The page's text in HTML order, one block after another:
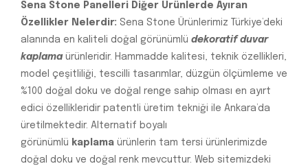
Sena Stone Panelleri Diğer Ürünlerde Ayıran
Özellikler Nelerdir: Sena Stone Ürünlerimiz Türkiye’deki
alanında en kaliteli doğal görünümlü dekoratif duvar
kaplamaürünleridir. Hammadde kalitesi, teknik özellikleri,
model çeşitliliği, tescilli tasarımlar, düzgün ölçümleme ve
%100 doğal doku ve doğal renge sahip olması en ayırt
edici özellikleridir patentli üretim tekniği ile Ankara’da
üretilmektedir. Alternatif boyalı
görünümlü kaplama ürünlerin tam tersi ürünlerimizde
doğal doku ve doğal renk mevcuttur. Web sitemizdeki